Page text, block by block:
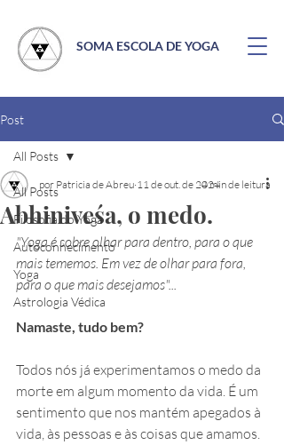
SOMA ESCOLA DE YOGA
Post
All Posts
Filosofia do Yoga
Autoconhecimento
Yoga
Astrologia Védica
All Posts
Abhiniveśa, o medo.
por Patricia de Abreu 11 de out. de 20244 min de leitura
"Yoga é sobre olhar para dentro, para o que
mais tememos. Em vez de olhar para fora,
para o que mais desejamos"...
Namaste, tudo bem?
Todos nós já experimentamos o medo da
morte em algum momento da vida. É um
sentimento que nos mantém apegados à
vida, às pessoas e às coisas que amamos.